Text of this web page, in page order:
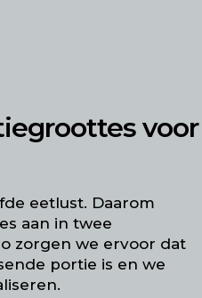
voor
eetlust. Daarom
aan in twee
zorgen we ervoor dat
portie is en we